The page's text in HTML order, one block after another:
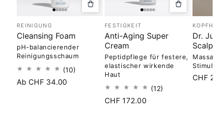
Optionen
auswählen
REINIGUNG
Cleansing Foam
pH-balancierender
Reinigungsschaum
(10)10
Bewertungen
insgesamt
Normaler
Ab CHF 34.00
In
den
FESTIGKEIT
Anti-Aging Super
Cream
Peptidpflege für festere,
elastischer wirkende
Haut
(12)12
Normaler
CHF 172.00
Dr.
Scalp
CHF